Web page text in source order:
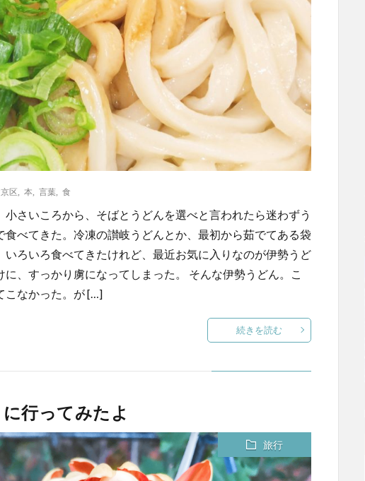
区 本 言葉 食
さいころから、そばとうどんを選べと言われたら迷わずう
べてきた。冷凍の讃岐うどんとか、最初から茹でてある袋
ろいろ食べてきたけれど、最近お気に入りなのが伊勢うど
、すっかり虜になってしまった。 そんな伊勢うどん。こ
こなかった。が […]
続きを読む
行ってみたよ
旅行